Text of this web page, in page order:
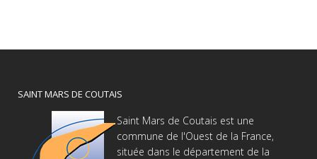
SAINT MARS DE COUTAIS
Saint Mars de Coutais est une
commune de l'Ouest de la France,
située dans le département de la